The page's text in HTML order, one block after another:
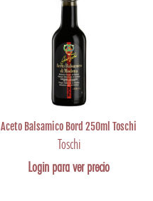
Aceto Balsamico Bord 250ml Toschi
Toschi
Login para ver precio